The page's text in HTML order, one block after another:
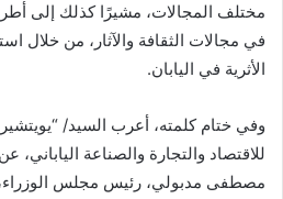
مختلف المجالات، مشيرًا كذلك إلى أطر
في مجالات الثقافة والآثار، من خلال
الأثرية في اليابان.
وفي ختام كلمته، أعرب السيد/
للاقتصاد والتجارة والصناعة الياباني،
مصطفى مدبولي، رئيس مجلس الوزراء،